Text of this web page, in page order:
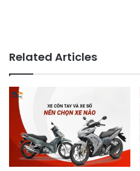
Related Articles